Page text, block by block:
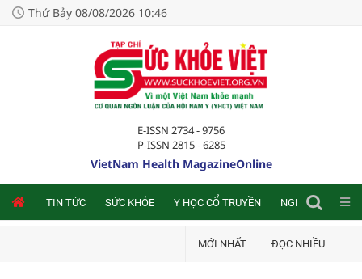
Thứ Bảy 08/08/2026 10:46
E-ISSN 2734 - 9756
P-ISSN 2815 - 6285
VietNam Health MagazineOnline
TIN TỨC SỨC KHỎE Y HỌC CỔ TRUYỀN NGHIÊN CỨU
MỚI NHẤT ĐỌC NHIỀU